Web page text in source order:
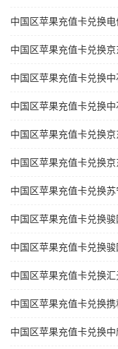
中国区苹果充值卡兑换电
中国区苹果充值卡兑换京
中国区苹果充值卡兑换
中国区苹果充值卡兑换
中国区苹果充值卡兑换
中国区苹果充值卡兑换
中国区苹果充值卡兑换
中国区苹果充值卡兑换
中国区苹果充值卡兑换骏
中国区苹果充值卡兑换
中国区苹果充值卡兑换
中国区苹果充值卡兑换